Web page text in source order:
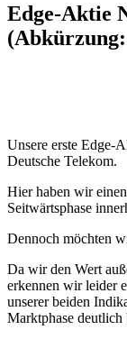
Edge-Aktie
Unsere erste Edge-
Deutsche Telekom.
Hier haben wir
Seitwärtsphase
Dennoch möchten
Da wir den Wert
erkennen wir leider
unserer beiden
Marktphase deutlich